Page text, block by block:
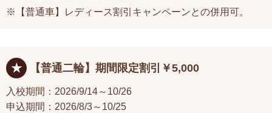
※【普通車】レディース割引キャンペーンとの併用可。
【普通二輪】期間限定割引￥5,000
入校期間：2026/9/14～10/26
申込期間：2026/8/3～10/25